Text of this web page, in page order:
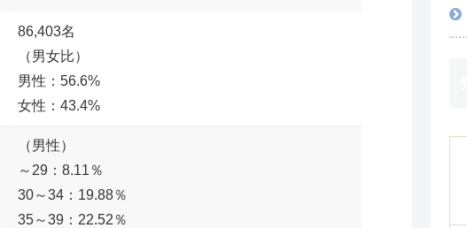
86,403名
（男女比）
男性：56.6%
女性：43.4%
（男性）
～29：8.11％
30～34：19.88％
35～39：22.52％